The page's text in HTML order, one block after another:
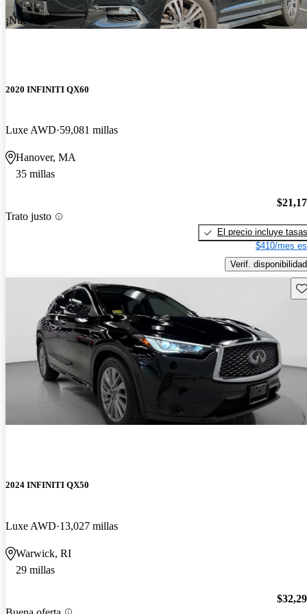
¡Nuevo!
2020 INFINITI QX60
Luxe AWD 59,081 millas
Hanover, MA
35 millas
Trato justo
El precio incluye tasas
$410/mes
Verif. disponibilidad
2024 INFINITI QX50
Luxe AWD 13,027 millas
Warwick, RI
29 millas